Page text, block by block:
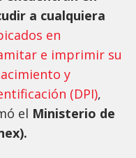
a cualquiera
en
e imprimir su
y
(DPI),
el Ministerio de